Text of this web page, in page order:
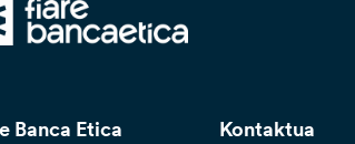
Banca Etica Kontaktua